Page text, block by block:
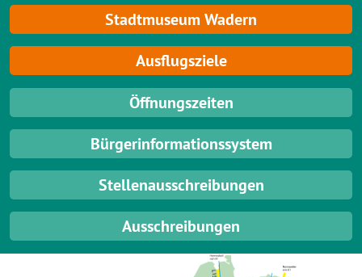
Stadtmuseum Wadern
Ausflugsziele
Öffnungszeiten
Bürgerinformationssystem
Stellenausschreibungen
Ausschreibungen